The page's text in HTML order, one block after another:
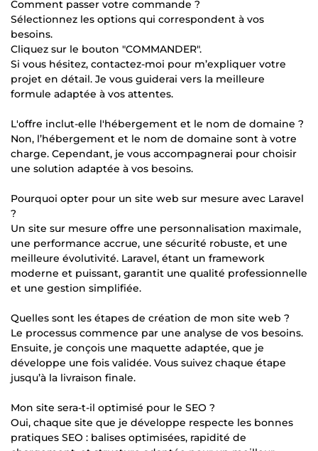
Comment passer votre commande ?
Sélectionnez les options qui correspondent à vos
besoins.
Cliquez sur le bouton "COMMANDER".
Si vous hésitez, contactez-moi pour m’expliquer votre
projet en détail. Je vous guiderai vers la meilleure
formule adaptée à vos attentes.
L'offre inclut-elle l'hébergement et le nom de domaine ?
Non, l’hébergement et le nom de domaine sont à votre
charge. Cependant, je vous accompagnerai pour choisir
une solution adaptée à vos besoins.
Pourquoi opter pour un site web sur mesure avec Laravel
?
Un site sur mesure offre une personnalisation maximale,
une performance accrue, une sécurité robuste, et une
meilleure évolutivité. Laravel, étant un framework
moderne et puissant, garantit une qualité professionnelle
et une gestion simplifiée.
Quelles sont les étapes de création de mon site web ?
Le processus commence par une analyse de vos besoins.
Ensuite, je conçois une maquette adaptée, que je
développe une fois validée. Vous suivez chaque étape
jusqu’à la livraison finale.
Mon site sera-t-il optimisé pour le SEO ?
Oui, chaque site que je développe respecte les bonnes
pratiques SEO : balises optimisées, rapidité de